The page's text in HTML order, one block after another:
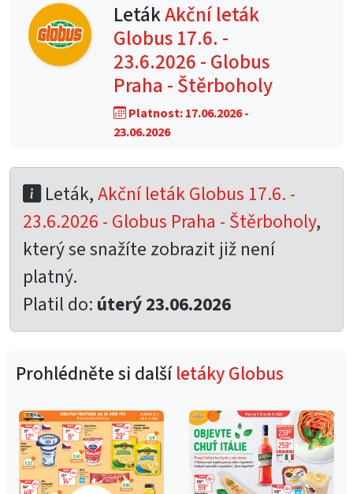
LetákAkční leták
Globus 17.6. -
23.6.2026 - Globus
Praha - Štěrboholy
Platnost: 17.06.2026 -
23.06.2026
Leták,Akční leták Globus 17.6. -
23.6.2026 - Globus Praha - Štěrboholy,
který se snažíte zobrazit již není
platný.
Platil do: úterý 23.06.2026
Prohlédněte si dalšíletáky Globus